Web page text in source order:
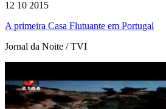
12 10 2015
A primeira Casa Flutuante em Portugal
Jornal da Noite / TVI